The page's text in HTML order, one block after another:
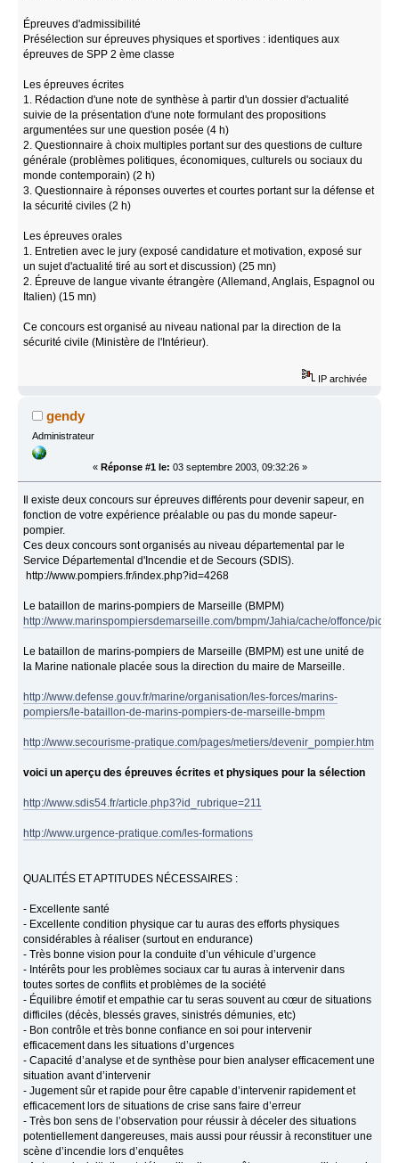
Épreuves d'admissibilité
Présélection sur épreuves physiques et sportives : identiques aux
épreuves de SPP 2 ème classe
Les épreuves écrites
1. Rédaction d'une note de synthèse à partir d'un dossier d'actualité
suivie de la présentation d'une note formulant des propositions
argumentées sur une question posée (4 h)
2. Questionnaire à choix multiples portant sur des questions de culture
générale (problèmes politiques, économiques, culturels ou sociaux du
monde contemporain) (2 h)
3. Questionnaire à réponses ouvertes et courtes portant sur la défense et
la sécurité civiles (2 h)
Les épreuves orales
1. Entretien avec le jury (exposé candidature et motivation, exposé sur
un sujet d'actualité tiré au sort et discussion) (25 mn)
2. Épreuve de langue vivante étrangère (Allemand, Anglais, Espagnol ou
Italien) (15 mn)
Ce concours est organisé au niveau national par la direction de la
sécurité civile (Ministère de l'Intérieur).
IP archivée
gendy
Administrateur
« Réponse #1 le: 03 septembre 2003, 09:32:26 »
Il existe deux concours sur épreuves différents pour devenir sapeur, en
fonction de votre expérience préalable ou pas du monde sapeur-
pompier.
Ces deux concours sont organisés au niveau départemental par le
Service Départemental d'Incendie et de Secours (SDIS).
http://www.pompiers.fr/index.php?id=4268
Le bataillon de marins-pompiers de Marseille (BMPM)
http://www.marinspompiersdemarseille.com/bmpm/Jahia/cache/offonce/pid/2
Le bataillon de marins-pompiers de Marseille (BMPM) est une unité de
la Marine nationale placée sous la direction du maire de Marseille.
http://www.defense.gouv.fr/marine/organisation/les-forces/marins-
pompiers/le-bataillon-de-marins-pompiers-de-marseille-bmpm
http://www.secourisme-pratique.com/pages/metiers/devenir_pompier.htm
voici un aperçu des épreuves écrites et physiques pour la sélection
http://www.sdis54.fr/article.php3?id_rubrique=211
http://www.urgence-pratique.com/les-formations
QUALITÉS ET APTITUDES NÉCESSAIRES :
- Excellente santé
- Excellente condition physique car tu auras des efforts physiques
considérables à réaliser (surtout en endurance)
- Très bonne vision pour la conduite d’un véhicule d’urgence
- Intérêts pour les problèmes sociaux car tu auras à intervenir dans
toutes sortes de conflits et problèmes de la société
- Équilibre émotif et empathie car tu seras souvent au cœur de situations
difficiles (décès, blessés graves, sinistrés démunies, etc)
- Bon contrôle et très bonne confiance en soi pour intervenir
efficacement dans les situations d’urgences
- Capacité d’analyse et de synthèse pour bien analyser efficacement une
situation avant d’intervenir
- Jugement sûr et rapide pour être capable d’intervenir rapidement et
efficacement lors de situations de crise sans faire d’erreur
- Très bon sens de l’observation pour réussir à déceler des situations
potentiellement dangereuses, mais aussi pour réussir à reconstituer une
scène d’incendie lors d’enquêtes